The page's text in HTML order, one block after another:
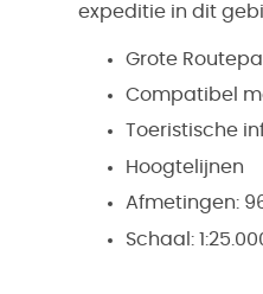
expeditie in dit
Grote
Compatibel
Toeristische
Hoogtelijnen
Afmetingen:
Schaal: